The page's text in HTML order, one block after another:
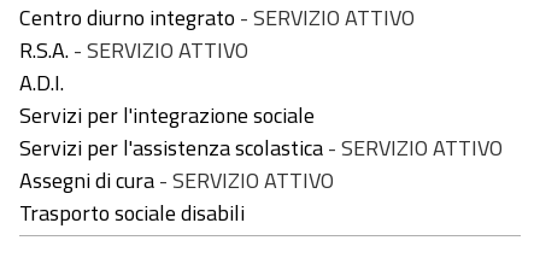
Centro diurno integrato -SERVIZIO ATTIVO
R.S.A.-SERVIZIO ATTIVO
A.D.I.
Servizi per l'integrazione sociale
Servizi per l'assistenza scolastica-SERVIZIO ATTIVO
Assegni di cura-SERVIZIO ATTIVO
Trasporto sociale disabili